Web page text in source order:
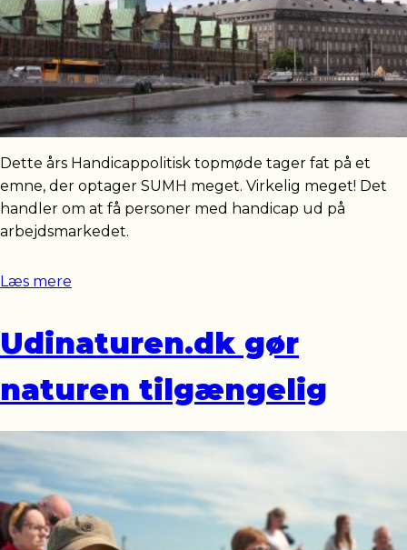
Dette års Handicappolitisk topmøde tager fat på et
emne, der optager SUMH meget. Virkelig meget! Det
handler om at få personer med handicap ud på
arbejdsmarkedet.
Læs mere
Udinaturen.dk gør
naturen tilgængelig